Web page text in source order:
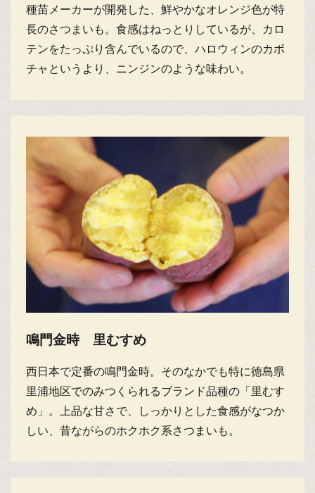
種苗メーカーが開発した、鮮やかなオレンジ色が特
長のさつまいも。食感はねっとりしているが、カロ
テンをたっぷり含んでいるので、ハロウィンのカボ
チャというより、ニンジンのような味わい。
鳴門金時 里むすめ
西日本で定番の鳴門金時。そのなかでも特に徳島県
里浦地区でのみつくられるブランド品種の「里むす
め」。上品な甘さで、しっかりとした食感がなつか
しい、昔ながらのホクホク系さつまいも。